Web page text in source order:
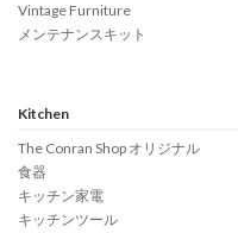
Vintage Furniture
メンテナンスキット
Kitchen
The Conran Shop オリジナル
食器
キッチン家電
キッチンツール